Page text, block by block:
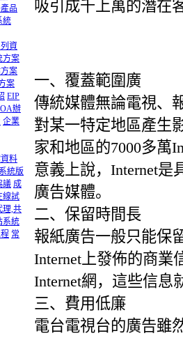
品
統
資
方案
案
案
EIP
OA辦
企業
料
統版
議 成
線試
理,共
系統
常
吸引成千上萬的潛在
一、覆蓋範圍廣
傳統媒體無論電視、
對某一特定地區產生
家和地區的7000多萬
意義上說，Internet
廣告媒體。
二、保留時間長
報紙廣告一般只能保
Internet上發佈的商業
Internet網，這些信息
三、費用低廉
電台電視台的廣告雖